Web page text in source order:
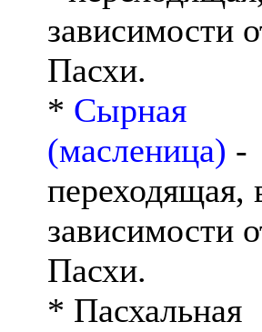
зависимости
Пасхи.
* Сырная
(масленица) -
переходящая,
зависимости
Пасхи.
* Пасхальная